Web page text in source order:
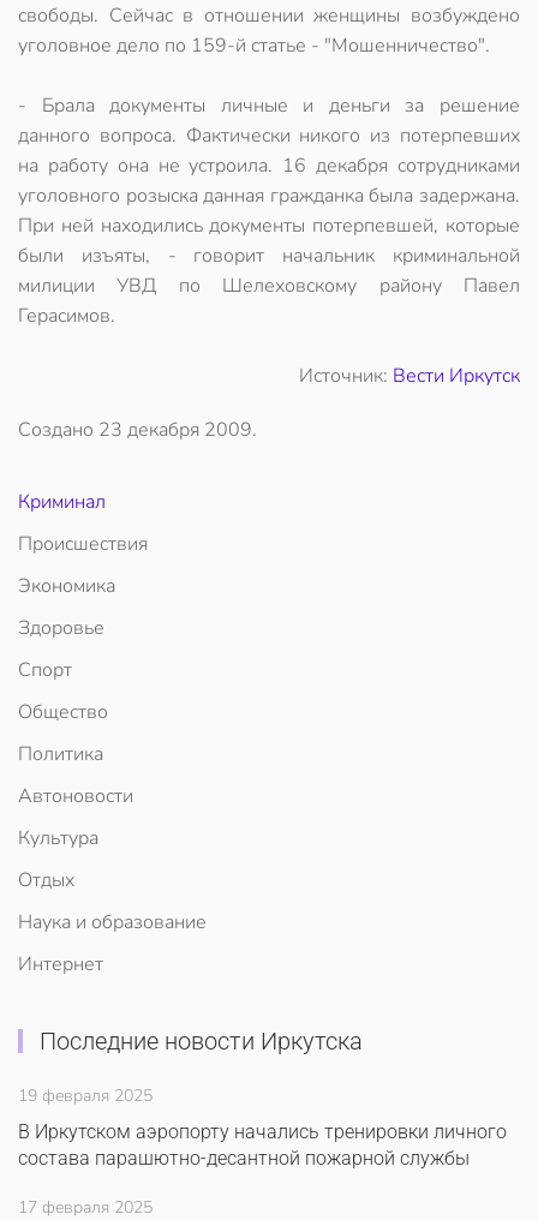
свободы. Сейчас в отношении женщины возбуждено
уголовное дело по 159-й статье - "Мошенничество".
- Брала документы личные и деньги за решение
данного вопроса. Фактически никого из потерпевших
на работу она не устроила. 16 декабря сотрудниками
уголовного розыска данная гражданка была задержана.
При ней находились документы потерпевшей, которые
были изъяты, - говорит начальник криминальной
милиции УВД по Шелеховскому району Павел
Герасимов.
Источник: Вести Иркутск
Создано 23 декабря 2009.
Криминал
Происшествия
Экономика
Здоровье
Спорт
Общество
Политика
Автоновости
Культура
Отдых
Наука и образование
Интернет
Последние новости Иркутска
19 февраля 2025
В Иркутском аэропорту начались тренировки личного
состава парашютно-десантной пожарной службы
17 февраля 2025